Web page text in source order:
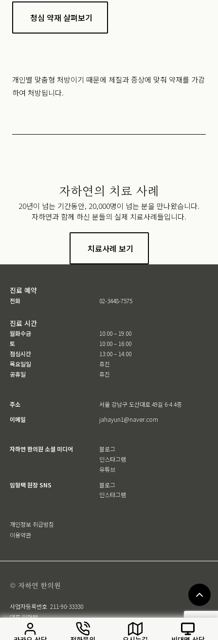
청심 약재 살펴보기
개인별 맞춤형 처방이기 때문에 체질과 증상에 맞춰 약재를 가감
하여 처방됩니다.
자하연의 치료 사례
20년이 넘는 기간동안, 20,000명이 넘는 분을 만나왔습니다.
자하연과 함께 하신 분들의 실제 치료사례들입니다.
치료사례 보기
진료 예약
전화 02-3448-7575
진료 시간
월화수금
토
점심시간
목요일일
공휴일
10:00 – 19:00
10:00 – 16:00
13:00 – 14:00
휴진
휴진
주소
서울 강남구 도산대로 49길 6-4 4층
이메일
jahayun1@naver.com
자하연 한의원 소셜 미디어
블로그
인스타그램
유튜브
임형택 원장 SNS
블로그
인스타그램
개인정보 취급방침
이용약관
© 자하연 한의원
사업자등록번호 211-90-33330
대표 임형택